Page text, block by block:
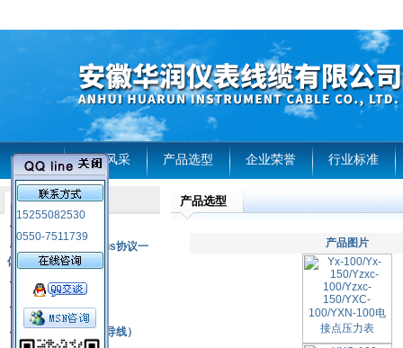
首页 企业风采 产品选型 企业荣誉 行业标准
15255082530
0550-7511739
产品列表
RS485通讯modbus协议一
体化现场智能仪表
热电偶
压力式温度计
热电偶补偿电缆（导线）
产品选型
产品图片